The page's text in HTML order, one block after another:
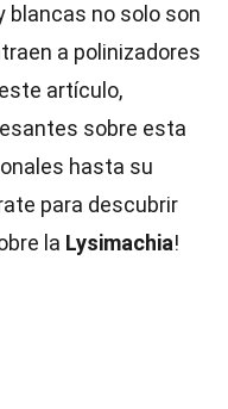
blancas no solo son
a polinizadores
artículo,
sobre esta
hasta su
para descubrir
la Lysimachia!